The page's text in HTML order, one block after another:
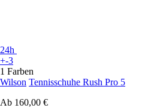
24h
+-3
1 Farben
Wilson Tennisschuhe Rush Pro 5
Ab 160,00 €